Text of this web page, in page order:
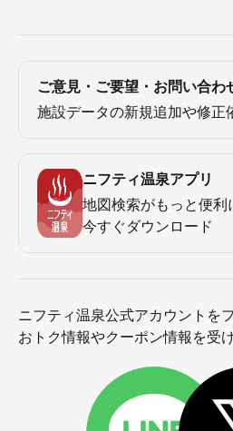
ご意見・ご要望・お問い合わ
施設データの新規追加や修正
ニフティ温泉アプリ
地図検索がもっと便利
今すぐダウンロード
ニフティ温泉公式アカウントを
おトク情報やクーポン情報を受